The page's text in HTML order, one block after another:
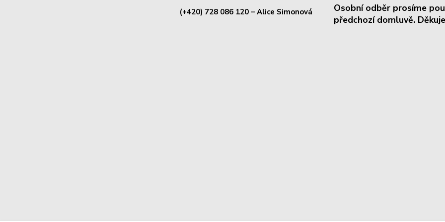
(+420) 728 086 120 – Alice Simonová
Osobní odběr prosíme
předchozí domluvě.